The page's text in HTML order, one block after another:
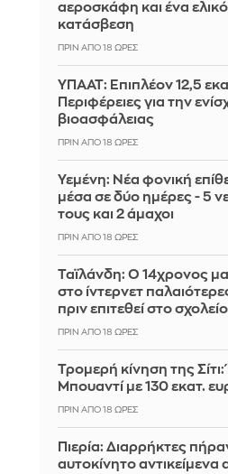
αεροσκάφη και ένα
κατάσβεση
ΠΡΙΝ ΑΠΌ 18 ΏΡΕΣ
ΥΠΑΑΤ: Επιπλέον 12,5
Περιφέρειες για την
βιοασφάλειας
ΠΡΙΝ ΑΠΌ 18 ΏΡΕΣ
Υεμένη: Νέα φονική
μέσα σε δύο ημέρες - 5
τους και 2 άμαχοι
ΠΡΙΝ ΑΠΌ 18 ΏΡΕΣ
Ταϊλάνδη: Ο 14χρονος
στο ίντερνετ
πριν επιτεθεί στο σχολείο
ΠΡΙΝ ΑΠΌ 18 ΏΡΕΣ
Τρομερή κίνηση της Σίτι:
Μπουαντί με 130 εκατ.
ΠΡΙΝ ΑΠΌ 18 ΏΡΕΣ
Πιερία: Διαρρήκτες
αυτοκίνητο αντικείμενα